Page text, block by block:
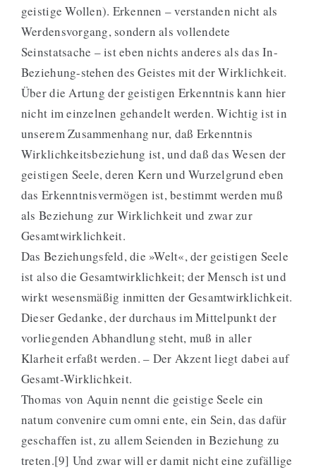
geistige Wollen). Erkennen – verstanden nicht als
Werdensvorgang, sondern als vollendete
Seinstatsache – ist eben nichts anderes als das In-
Beziehung-stehen des Geistes mit der Wirklichkeit.
Über die Artung der geistigen Erkenntnis kann hier
nicht im einzelnen gehandelt werden. Wichtig ist in
unserem Zusammenhang nur, daß Erkenntnis
Wirklichkeitsbeziehung ist, und daß das Wesen der
geistigen Seele, deren Kern und Wurzelgrund eben
das Erkenntnisvermögen ist, bestimmt werden muß
als Beziehung zur Wirklichkeit und zwar zur
Gesamtwirklichkeit.
Das Beziehungsfeld, die »Welt«, der geistigen Seele
ist also die Gesamtwirklichkeit; der Mensch ist und
wirkt wesensmäßig inmitten der Gesamtwirklichkeit.
Dieser Gedanke, der durchaus im Mittelpunkt der
vorliegenden Abhandlung steht, muß in aller
Klarheit erfaßt werden. – Der Akzent liegt dabei auf
Gesamt-Wirklichkeit.
Thomas von Aquin nennt die geistige Seele ein
natum convenire cum omni ente, ein Sein, das dafür
geschaffen ist, zu allem Seienden in Beziehung zu
treten.[9] Und zwar will er damit nicht eine zufällige